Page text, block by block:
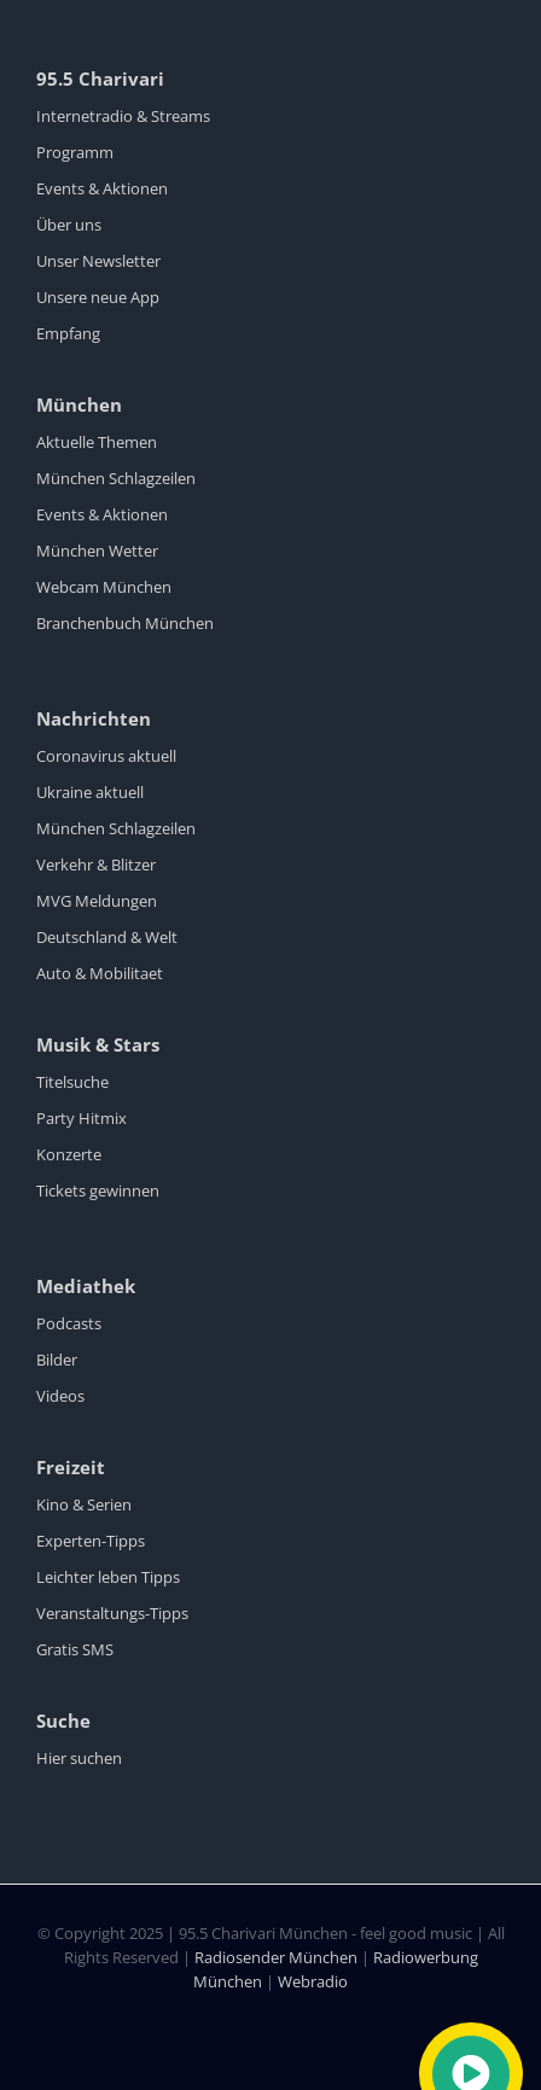
95.5 Charivari
Internetradio & Streams
Programm
Events & Aktionen
Über uns
Unser Newsletter
Unsere neue App
Empfang
München
Aktuelle Themen
München Schlagzeilen
Events & Aktionen
München Wetter
Webcam München
Branchenbuch München
Nachrichten
Coronavirus aktuell
Ukraine aktuell
München Schlagzeilen
Verkehr & Blitzer
MVG Meldungen
Deutschland & Welt
Auto & Mobilitaet
Musik & Stars
Titelsuche
Party Hitmix
Konzerte
Tickets gewinnen
Mediathek
Podcasts
Bilder
Videos
Freizeit
Kino & Serien
Experten-Tipps
Leichter leben Tipps
Veranstaltungs-Tipps
Gratis SMS
Suche
Hier suchen
© Copyright 2025 | 95.5 Charivari München - feel good music | All
Rights Reserved | Radiosender München | Radiowerbung
München | Webradio